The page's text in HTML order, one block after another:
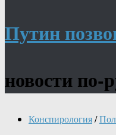
Путин
новости по-
Конспирология/